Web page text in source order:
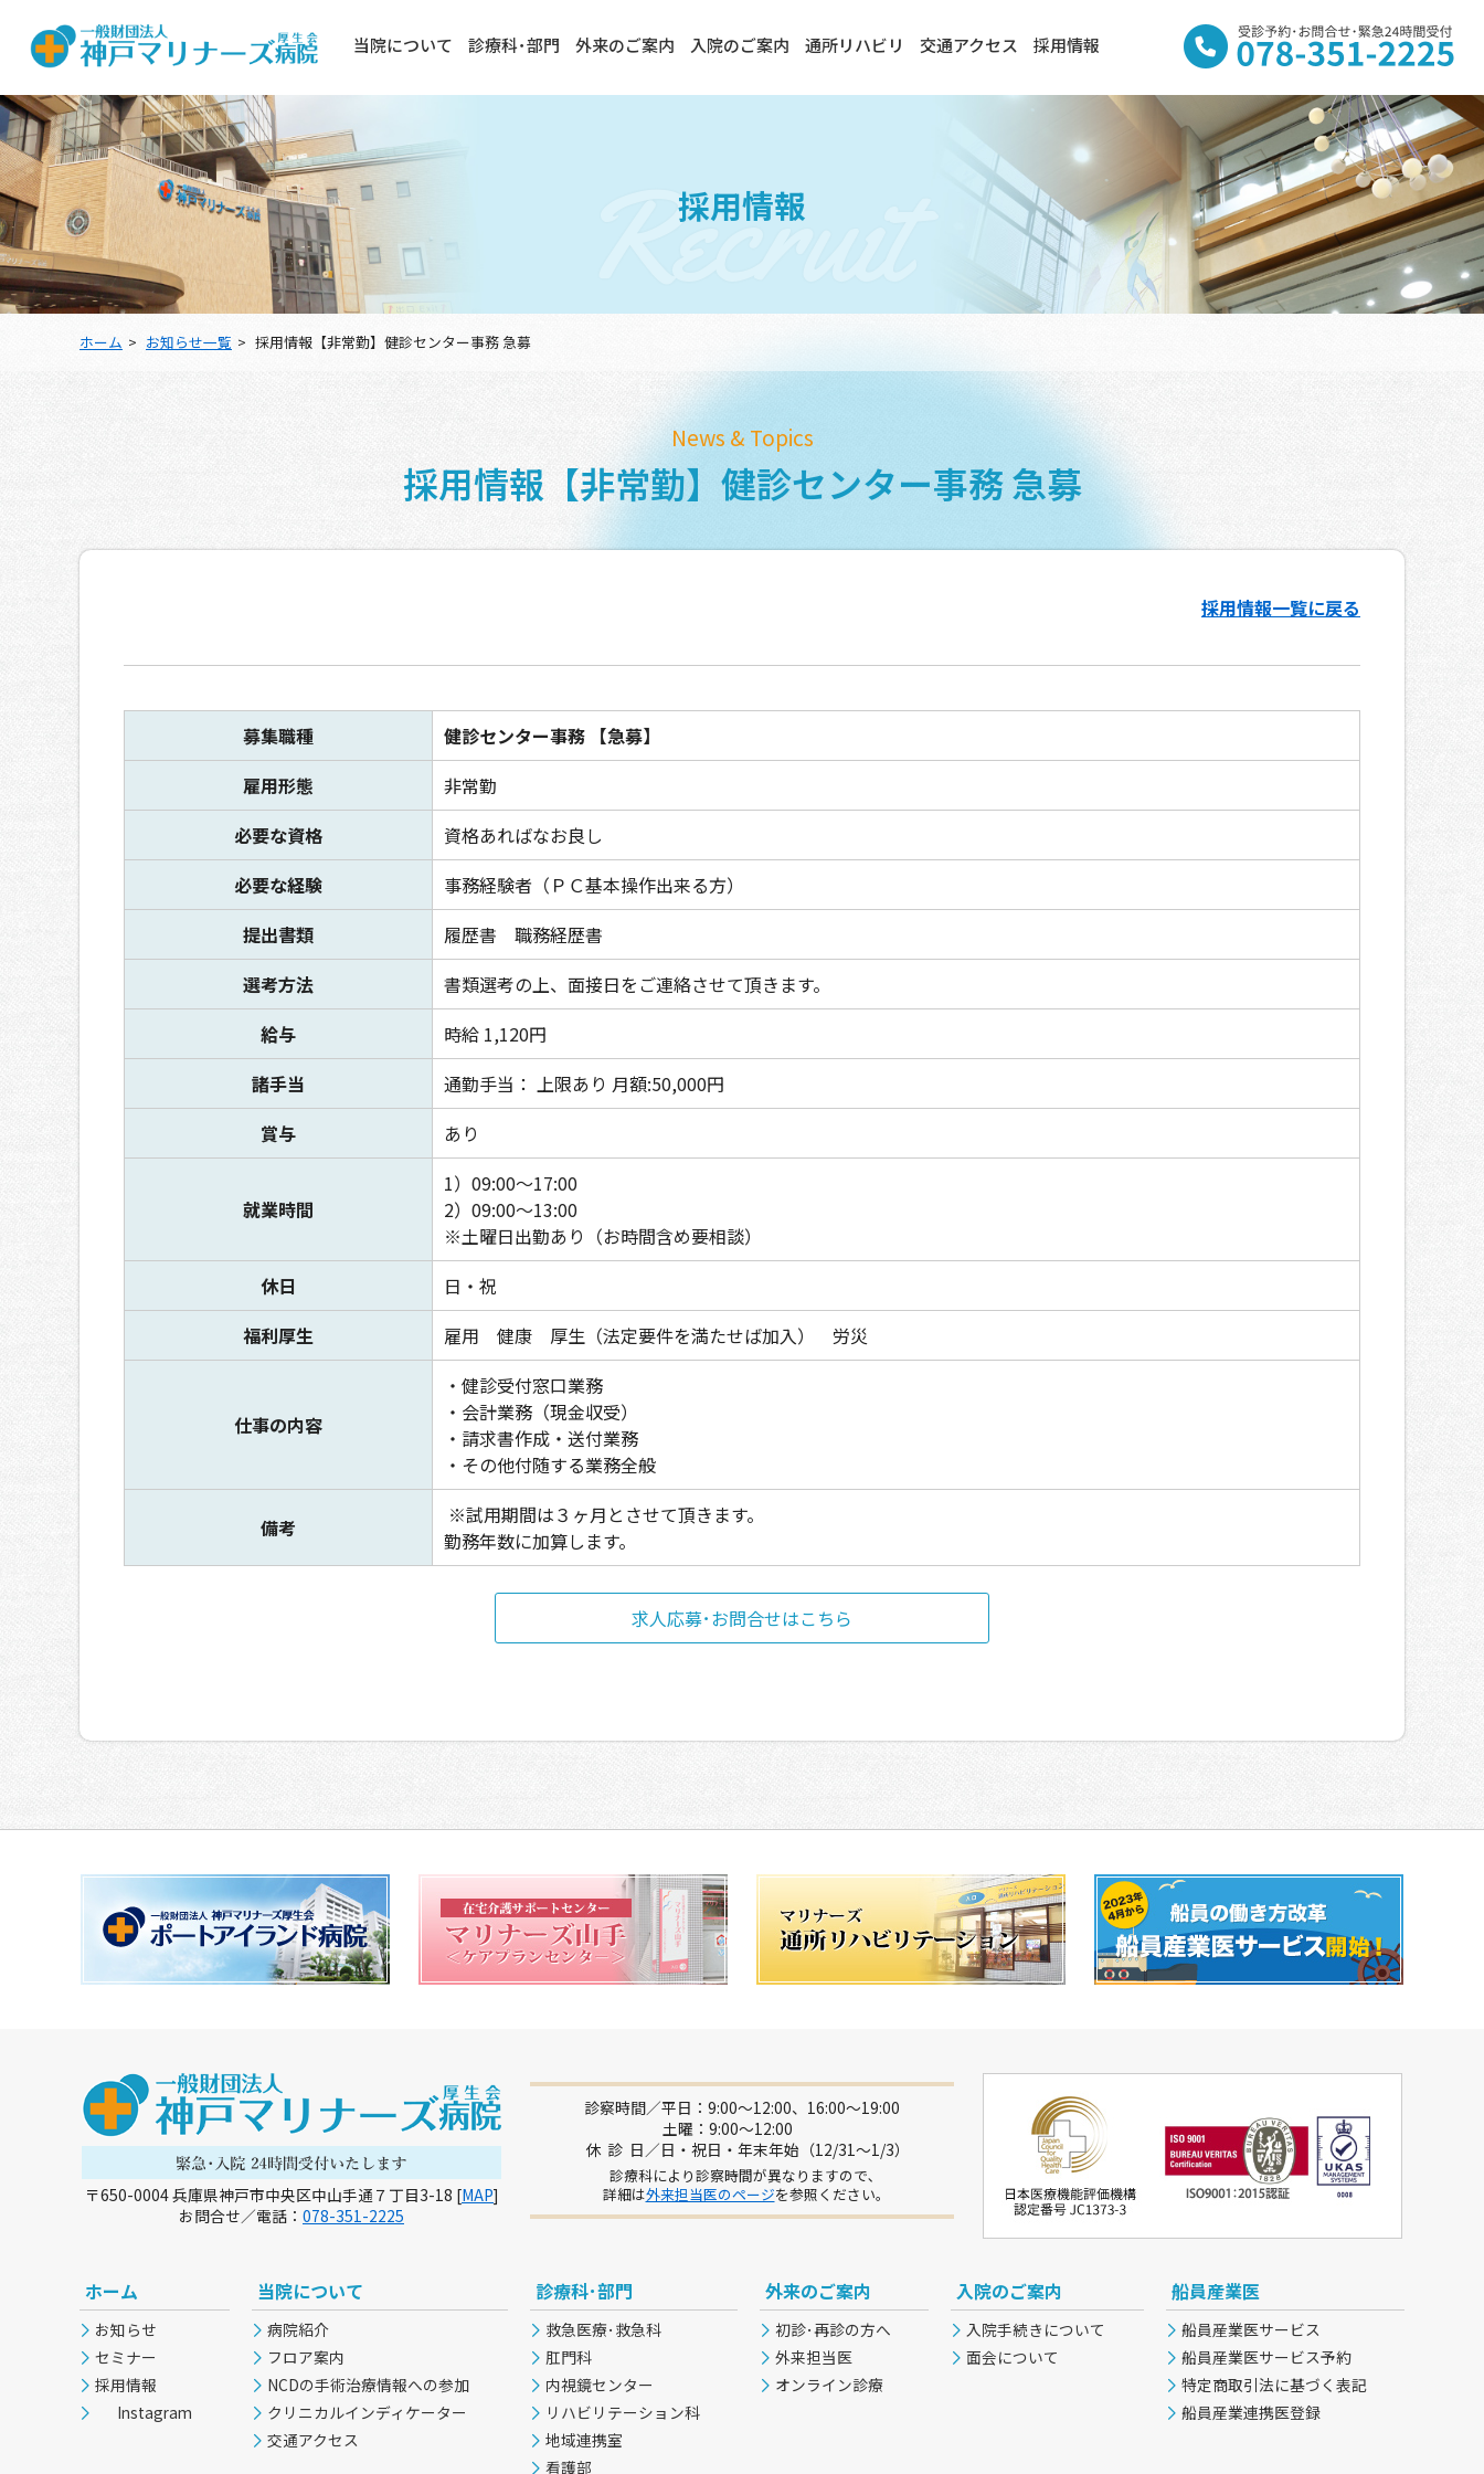
当院について 診療科･部門 外来のご案内 入院のご案内 通所リハビリ 交通アクセス 採用情報
採用情報
Recruit
ホーム お知らせ一覧 採用情報【非常勤】健診センター事務 急募
News & Topics
採用情報【非常勤】健診センター事務 急募
採用情報一覧に戻る
募集職種 健診センター事務 【急募】
雇用形態
非常勤
必要な資格
資格あればなお良し
必要な経験
事務経験者（ＰＣ基本操作出来る方）
提出書類
履歴書 職務経歴書
選考方法
書類選考の上、面接日をご連絡させて頂きます。
給与
時給 1,120円
諸手当
通勤手当： 上限あり 月額:50,000円
賞与
あり
就業時間
1）09:00～17:00
2）09:00～13:00
※土曜日出勤あり（お時間含め要相談）
休日
日・祝
福利厚生
雇用 健康 厚生（法定要件を満たせば加入） 労災
仕事の内容
・健診受付窓口業務
・会計業務（現金収受）
・請求書作成・送付業務
・その他付随する業務全般
備考
※試用期間は３ヶ月とさせて頂きます。
勤務年数に加算します。
求人応募･お問合せはこちら
〒650-0004 兵庫県神戸市中央区中山手通７丁目3-18 [MAP]
お問合せ／電話： 078-351-2225
診察時間／平日：9:00～12:00、16:00～19:00
土曜：9:00～12:00
休 診 日／日・祝日・年末年始（12/31～1/3）
診療科により診察時間が異なりますので､
詳細は外来担当医のページを参照ください｡
ホーム
お知らせ
セミナー
採用情報
Instagram
当院について
病院紹介
フロア案内
NCDの手術治療情報への参加
クリニカルインディケーター
交通アクセス
診療科･部門
救急医療･救急科
肛門科
内視鏡センター
リハビリテーション科
地域連携室
看護部
外来のご案内
初診･再診の方へ
外来担当医
オンライン診療
入院のご案内
入院手続きについて
面会について
船員産業医
船員産業医サービス
船員産業医サービス予約
特定商取引法に基づく表記
船員産業連携医登録